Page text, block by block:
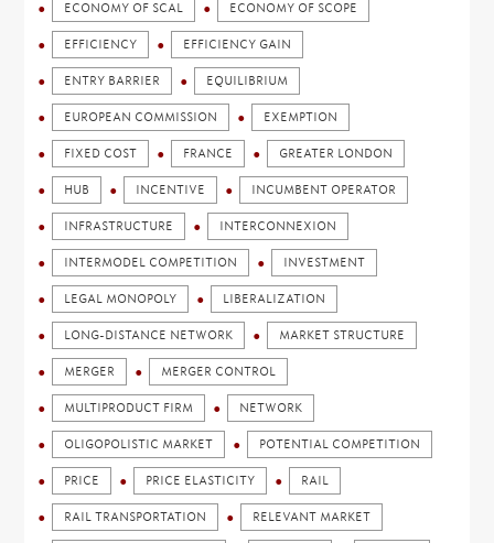
ECONOMY OF SCAL ECONOMY OF SCOPE
EFFICIENCY EFFICIENCY GAIN
ENTRY BARRIER EQUILIBRIUM
EUROPEAN COMMISSION EXEMPTION
FIXED COST FRANCE GREATER LONDON
HUB INCENTIVE INCUMBENT OPERATOR
INFRASTRUCTURE INTERCONNEXION
INTERMODEL COMPETITION INVESTMENT
LEGAL MONOPOLY LIBERALIZATION
LONG-DISTANCE NETWORK MARKET STRUCTURE
MERGER MERGER CONTROL
MULTIPRODUCT FIRM NETWORK
OLIGOPOLISTIC MARKET POTENTIAL COMPETITION
PRICE PRICE ELASTICITY RAIL
RAIL TRANSPORTATION RELEVANT MARKET